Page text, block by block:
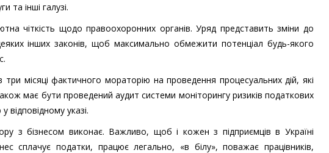
та інші галузі.
чіткість щодо правоохоронних органів. Уряд представить зміни до
інших законів, щоб максимально обмежити потенціал будь-якого
місяці фактичного мораторію на проведення процесуальних дій, які
має бути проведений аудит системи моніторингу ризиків податкових
указі.
з бізнесом виконає. Важливо, щоб і кожен з підприємців в Україні
сплачує податки, працює легально, «в білу», поважає працівників,